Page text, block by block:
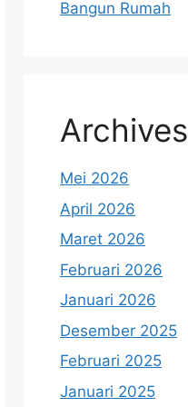
Bangun Rumah
Archives
Mei 2026
April 2026
Maret 2026
Februari 2026
Januari 2026
Desember 2025
Februari 2025
Januari 2025